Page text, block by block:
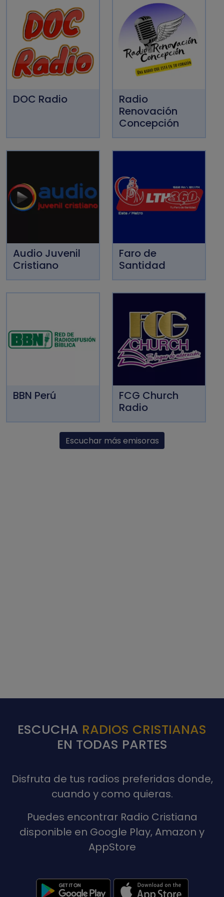
DOC Radio
Radio
Renovación
Concepción
Audio Juvenil
Cristiano
Faro de
Santidad
BBN Perú
FCG Church
Radio
Escuchar más emisoras
ESCUCHA RADIOS CRISTIANAS
EN TODAS PARTES
Disfruta de tus radios preferidas donde,
cuando y como quieras.
Puedes encontrar Radio Cristiana
disponible en Google Play, Amazon y
AppStore